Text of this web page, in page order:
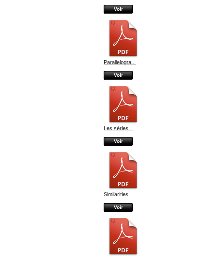
Voir
Parallelogra...
Voir
Les séries...
Voir
Similarities...
Voir